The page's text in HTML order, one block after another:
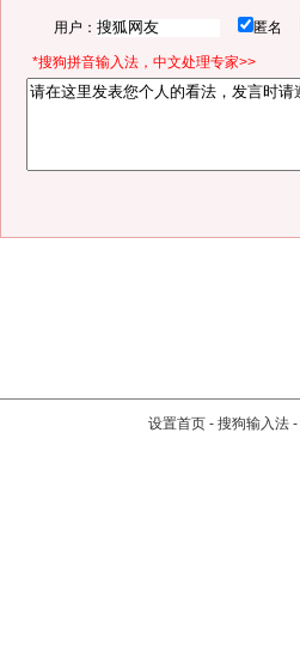
用户： 匿名
*搜狗拼音输入法，中文处理专家>>
设置首页 - 搜狗输入法 -